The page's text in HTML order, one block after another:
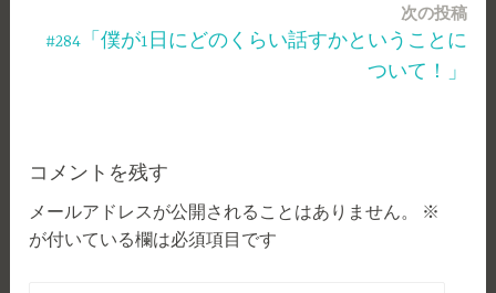
シ
ョ
次の投稿
#284「僕が1日にどのくらい話すかということに
ついて！」
コメントを残す
メールアドレスが公開されることはありません。
※
が付いている欄は必須項目です